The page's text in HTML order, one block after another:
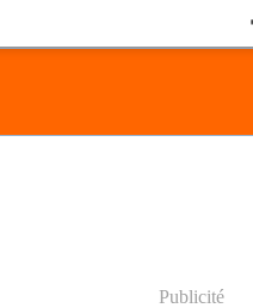
Publicité